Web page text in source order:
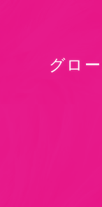
グロ